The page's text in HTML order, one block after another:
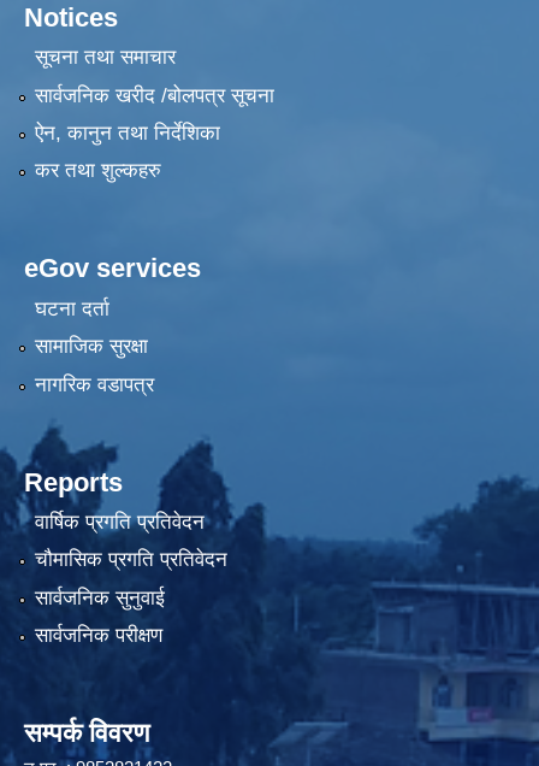
Notices
सूचना तथा समाचार
सार्वजनिक खरीद /बोलपत्र सूचना
ऐन, कानुन तथा निर्देशिका
कर तथा शुल्कहरु
eGov services
घटना दर्ता
सामाजिक सुरक्षा
नागरिक वडापत्र
Reports
वार्षिक प्रगति प्रतिवेदन
चौमासिक प्रगति प्रतिवेदन
सार्वजनिक सुनुवाई
सार्वजनिक परीक्षण
सम्पर्क विवरण